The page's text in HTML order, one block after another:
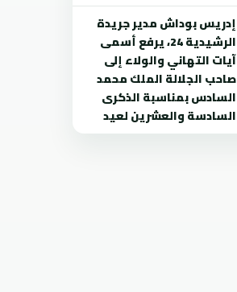
إدريس بوداش مدير جريدة
الرشيدية 24، يرفع أسمى
آيات التهاني والولاء إلى
صاحب الجلالة الملك محمد
السادس بمناسبة الذكرى
السادسة والعشرين لعيد